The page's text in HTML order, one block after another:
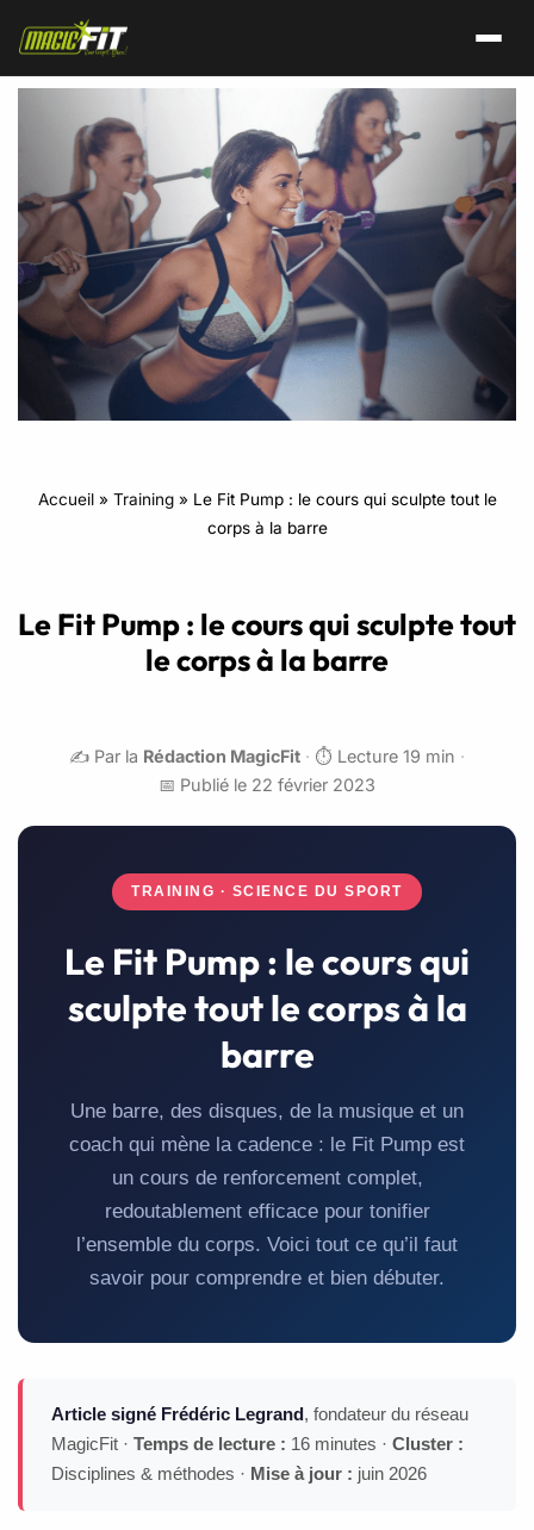
Accueil» Training» Le Fit Pump : le cours qui sculpte tout le
corps à la barre
Le Fit Pump : le cours qui sculpte tout
le corps à la barre
✍️ Par la Rédaction MagicFit · ⏱️ Lecture 19 min ·
📅 Publié le 22 février 2023
TRAINING · SCIENCE DU SPORT
Le Fit Pump : le cours qui
sculpte tout le corps à la
barre
Une barre, des disques, de la musique et un
coach qui mène la cadence : le Fit Pump est
un cours de renforcement complet,
redoutablement efficace pour tonifier
l’ensemble du corps. Voici tout ce qu’il faut
savoir pour comprendre et bien débuter.
Article signé Frédéric Legrand , fondateur du réseau
MagicFit · Temps de lecture : 16 minutes · Cluster :
Disciplines & méthodes · Mise à jour : juin 2026